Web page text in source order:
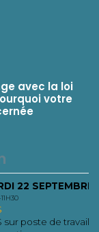
avec la loi
votre
Toutes les actus
JEUDI 24
Afterwork